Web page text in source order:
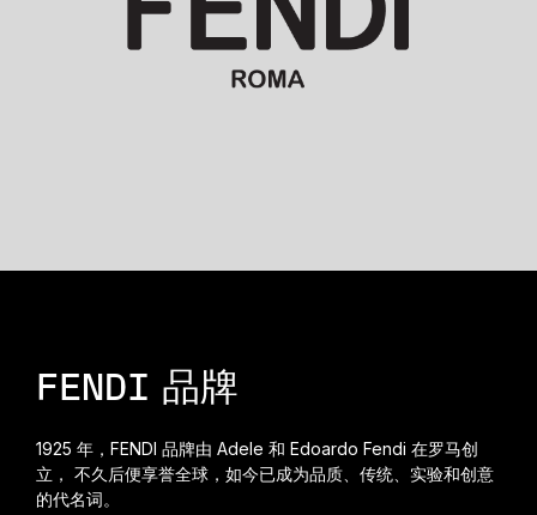
FENDI 品牌
1925 年，FENDI 品牌由 Adele 和 Edoardo Fendi 在罗马创
立， 不久后便享誉全球，如今已成为品质、传统、实验和创意
的代名词。